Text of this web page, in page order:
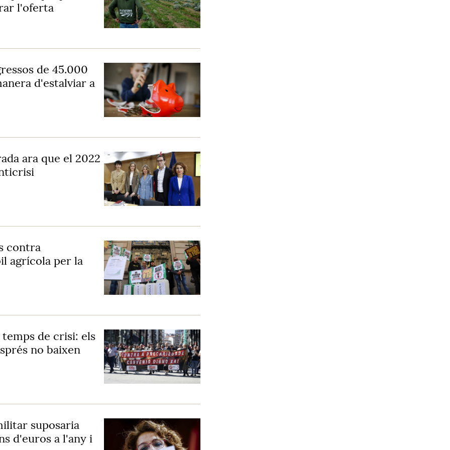
l'oferta
de 45.000
d'estalviar a
ara que el 2022
contra
agrícola per la
de crisi: els
no baixen
suposaria
d'euros a l'any i